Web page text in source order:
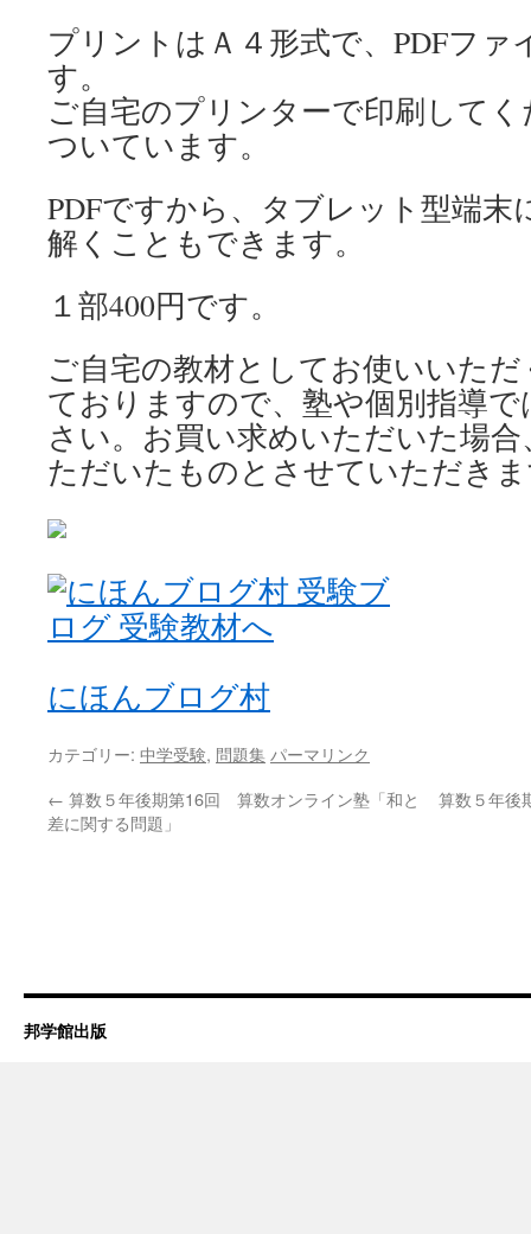
プリントはＡ４形式で、PDFフ
す。
ご自宅のプリンターで印刷して
ついています。
PDFですから、タブレット型端末
解くこともできます。
１部400円です。
ご自宅の教材としてお使いいた
ておりますので、塾や個別指導
さい。お買い求めいただいた場
ただいたものとさせていただき
にほんブログ村
カテゴリー: 中学受験, 問題集 パーマリンク
← 算数５年後期第16回 算数オンライン塾「和と
差に関する問題」
算数５年後
邦学館出版